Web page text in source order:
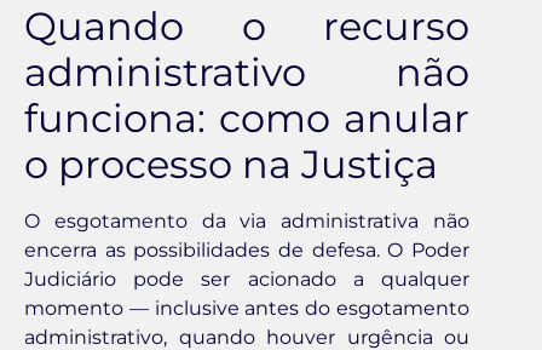
Quando o recurso
administrativo não
funciona: como anular
o processo na Justiça
O esgotamento da via administrativa não
encerra as possibilidades de defesa. O Poder
Judiciário pode ser acionado a qualquer
momento — inclusive antes do esgotamento
administrativo, quando houver urgência ou